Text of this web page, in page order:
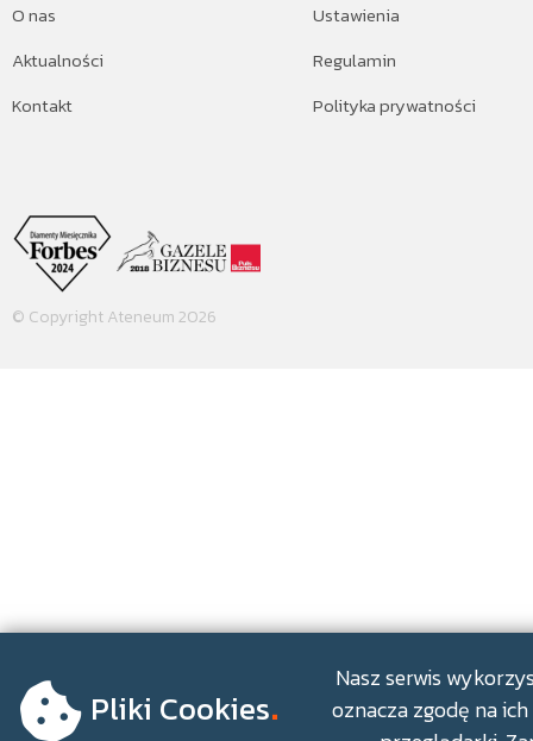
O nas
Aktualności
Kontakt
Ustawienia
Regulamin
Polityka prywatności
© Copyright Ateneum 2026
Pliki Cookies.
Nasz serwis
oznacza zgodę na